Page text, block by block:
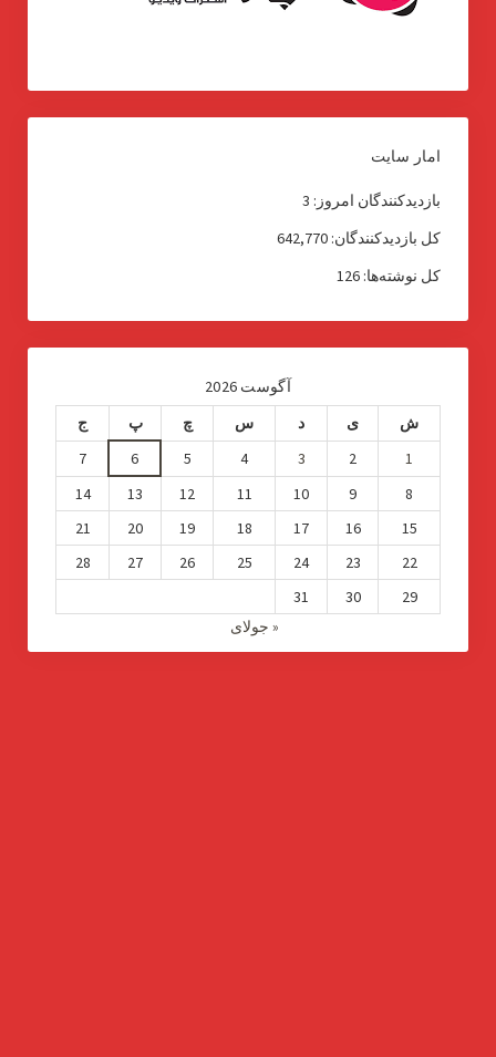
امار سایت
بازدیدکنندگان امروز: 3
کل بازدیدکنند‌گان: 642,770
کل نوشته‌ها: 126
آگوست 2026
ش
ی د س چ پ
ج
1
2
3
4
5
6
7
8
9
10
11
12
13
14
15
16
17
18
19
20
21
22
23
24
25
26
27
28
29
30
31
« جولای